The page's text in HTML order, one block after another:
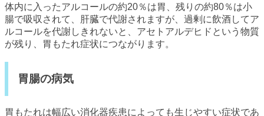
体内に入ったアルコールの約20％は胃、残りの約80％は小
腸で吸収されて、肝臓で代謝されますが、過剰に飲酒してア
ルコールを代謝しきれないと、アセトアルデヒドという物質
が残り、胃もたれ症状につながります。
胃腸の病気
胃もたれは幅広い消化器疾患によっても生じやすい症状であ